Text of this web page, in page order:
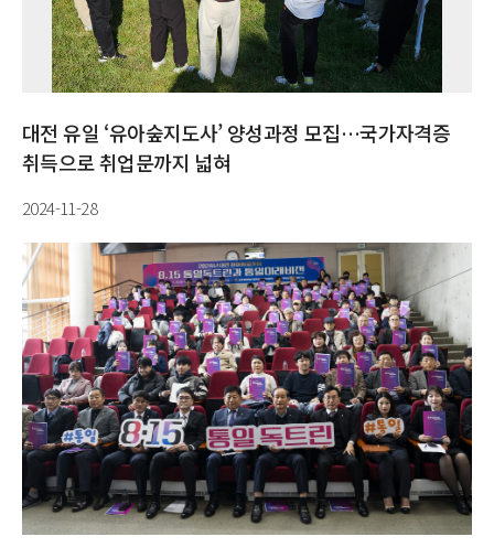
대전 유일 ‘유아숲지도사’ 양성과정 모집…국가자격증
취득으로 취업문까지 넓혀
2024-11-28